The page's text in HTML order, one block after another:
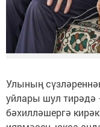
Улының
уйлары шул тирәдә
бәхилләшергә